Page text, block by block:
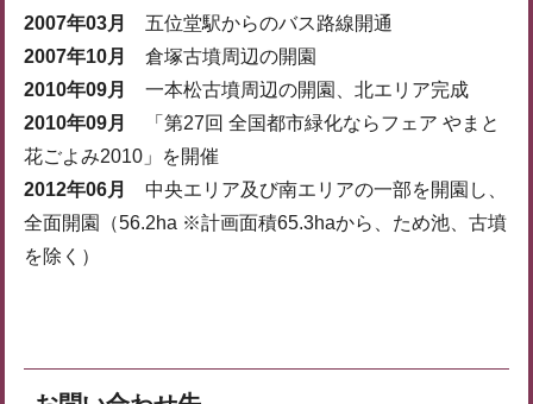
2007年03月
五位堂駅からのバス路線開通
2007年10月
倉塚古墳周辺の開園
2010年09月
一本松古墳周辺の開園、北エリア完成
2010年09月
「第27回 全国都市緑化ならフェア やまと
花ごよみ2010」を開催
2012年06月
中央エリア及び南エリアの一部を開園し、
全面開園（56.2ha ※計画面積65.3haから、ため池、古墳
を除く）